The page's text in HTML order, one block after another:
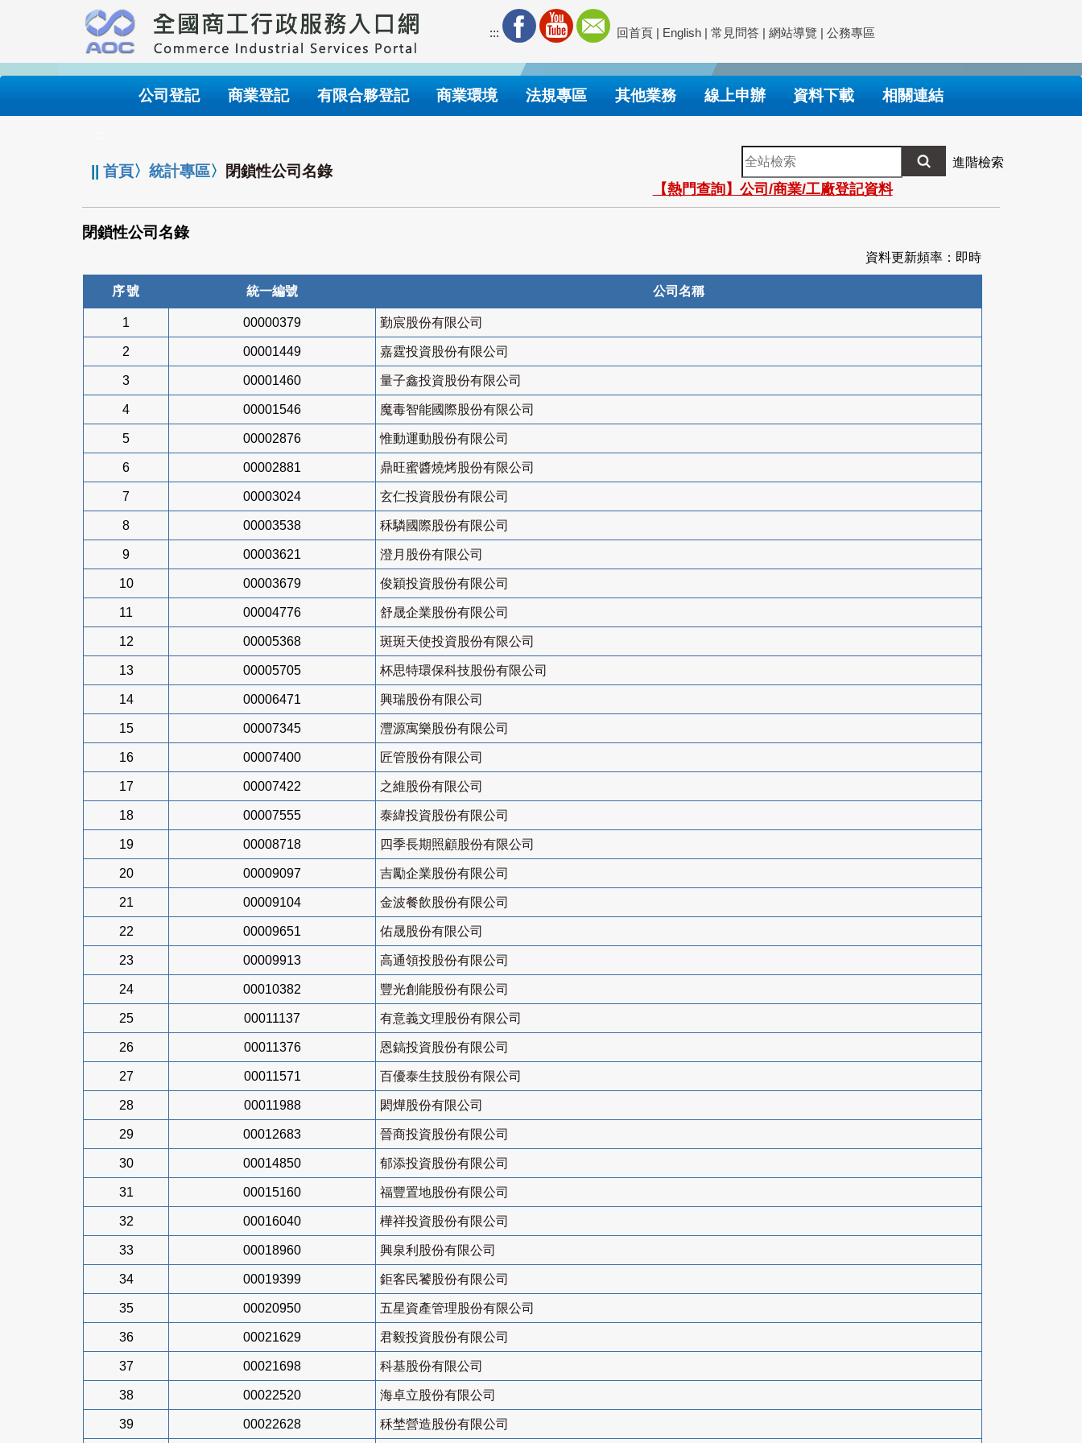
要
內
::: 回首頁 | English | 常見問答 | 網站導覽 | 公務專區
公司登記 商業登記 有限合夥登記 商業環境 法規專區 其他業務 線上申辦 資料下載 相關連結
||首頁〉統計專區〉 閉鎖性公司名錄
全
站
檢
索
進階檢索
【熱門查詢】公司/商業/工廠登記資料
閉鎖性公司名錄
資料更新頻率：即時
序號 統一編號 公司名稱
1 00000379 勤宸股份有限公司
2 00001449 嘉霆投資股份有限公司
3 00001460 量子鑫投資股份有限公司
4 00001546 魔毒智能國際股份有限公司
5 00002876 惟動運動股份有限公司
6 00002881 鼎旺蜜醬燒烤股份有限公司
7 00003024 玄仁投資股份有限公司
8 00003538 秝驎國際股份有限公司
9 00003621 澄月股份有限公司
10 00003679 俊穎投資股份有限公司
11 00004776 舒晟企業股份有限公司
12 00005368 斑斑天使投資股份有限公司
13 00005705 杯思特環保科技股份有限公司
14 00006471 興瑞股份有限公司
15 00007345 灃源寓樂股份有限公司
16 00007400 匠管股份有限公司
17 00007422 之維股份有限公司
18 00007555 泰緯投資股份有限公司
19 00008718 四季長期照顧股份有限公司
20 00009097 吉勵企業股份有限公司
21 00009104 金波餐飲股份有限公司
22 00009651 佑晟股份有限公司
23 00009913 高通領投股份有限公司
24 00010382 豐光創能股份有限公司
25 00011137 有意義文理股份有限公司
26 00011376 恩鎬投資股份有限公司
27 00011571 百優泰生技股份有限公司
28 00011988 閎燁股份有限公司
29 00012683 晉商投資股份有限公司
30 00014850 郁添投資股份有限公司
31 00015160 福豐置地股份有限公司
32 00016040 樺祥投資股份有限公司
33 00018960 興泉利股份有限公司
34 00019399 鉅客民饕股份有限公司
35 00020950 五星資產管理股份有限公司
36 00021629 君毅投資股份有限公司
37 00021698 科基股份有限公司
38 00022520 海卓立股份有限公司
39 00022628 秝埜營造股份有限公司